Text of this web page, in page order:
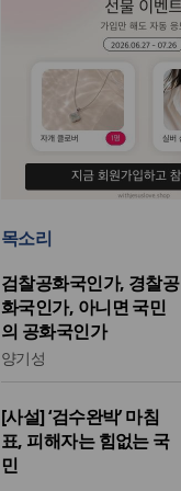
목소리
검찰공화국인가, 경찰공
화국인가, 아니면 국민
의 공화국인가
양기성
[사설] ‘검수완박’ 마침
표, 피해자는 힘없는 국
민